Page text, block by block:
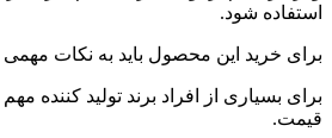
استفاده شود.
برای خرید این محصول باید به نکات مهمی
برای بسیاری از افراد برند تولید کننده
قیمت.